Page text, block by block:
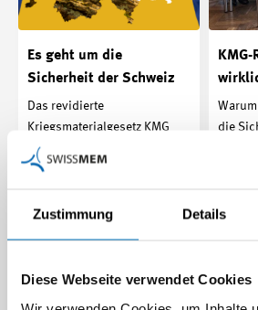
Zustimmung Details
Diese Webseite verwendet Cookies
Es geht um die
Sicherheit der Schweiz
Das revidierte
Kriegsmaterialgesetz KMG
regelt Exporte
verantwortungsvoll.
die